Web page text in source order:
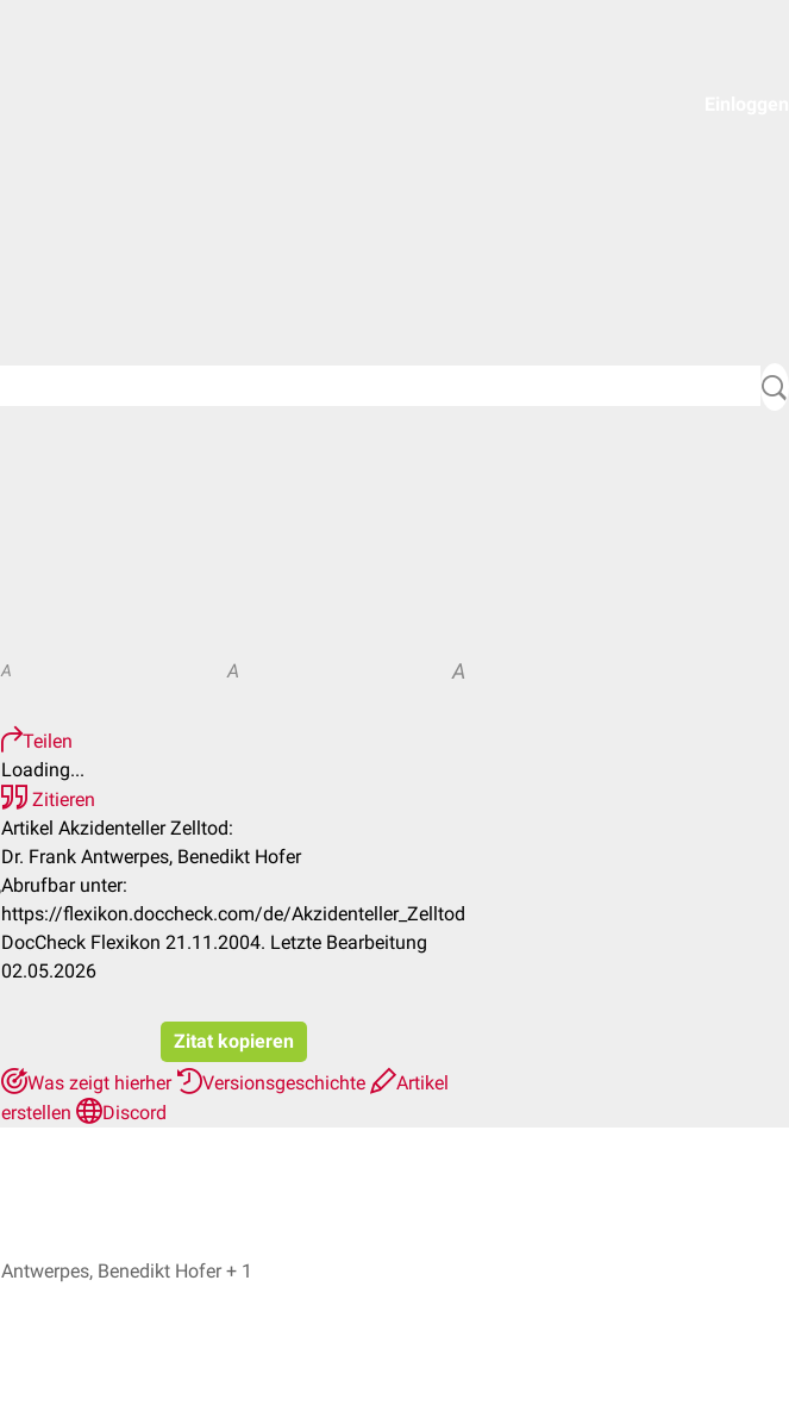
A A A
Teilen
Loading...
Zitieren
Artikel Akzidenteller Zelltod:
Dr. Frank Antwerpes, Benedikt Hofer
Abrufbar unter:
https://flexikon.doccheck.com/de/Akzidenteller_Zelltod
DocCheck Flexikon 21.11.2004. Letzte Bearbeitung
02.05.2026
Zitat kopieren
Was zeigt hierher
Versionsgeschichte
Artikel
erstellen
Discord
Dr. Frank Antwerpes, Benedikt Hofer + 1